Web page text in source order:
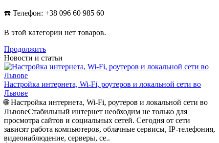
☎️ Телефон: +38 096 60 985 60
В этой категории нет товаров.
Продолжить
Новости и статьи
Настройка интернета, Wi-Fi, роутеров и локальной сети во
Львове
🌐 Настройка интернета, Wi-Fi, роутеров и локальной сети во
ЛьвовеСтабильный интернет необходим не только для
просмотра сайтов и социальных сетей. Сегодня от сети
зависят работа компьютеров, облачные сервисы, IP-телефония,
видеонаблюдение, серверы, се..